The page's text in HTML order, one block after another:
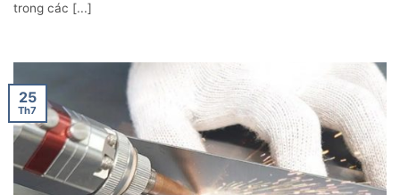
trong các [...]
25
Th7